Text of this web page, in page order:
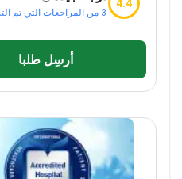
Banobagi للجراحة التجميلية كل عام.
Banobagi.
4.4
3 من المراجعات التي تم التحقق منها من قبل المريض
أرسِل طلبا